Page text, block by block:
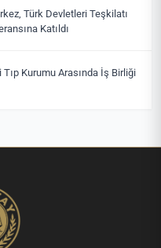
Türk Devletleri Teşkilatı
Katıldı
Tıp Kurumu Arasında İş Birliği